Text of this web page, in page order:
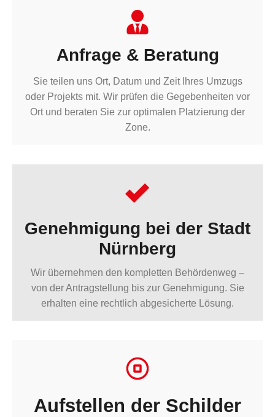
Anfrage & Beratung
Sie teilen uns Ort, Datum und Zeit Ihres Umzugs
oder Projekts mit. Wir prüfen die Gegebenheiten vor
Ort und beraten Sie zur optimalen Platzierung der
Zone.
Genehmigung bei der Stadt
Nürnberg
Wir übernehmen den kompletten Behördenweg –
von der Antragstellung bis zur Genehmigung. Sie
erhalten eine rechtlich abgesicherte Lösung.
Aufstellen der Schilder